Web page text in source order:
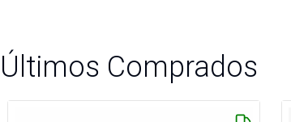
Últimos Comprados